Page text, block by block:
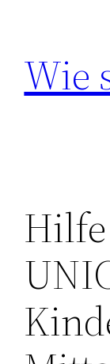
springen
Wie